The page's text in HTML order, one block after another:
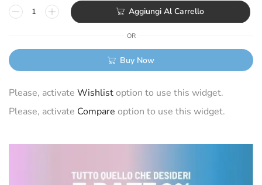
Aggiungi Al Carrello
OR
Buy Now
Please, activate Wishlistoption to use this widget.
Please, activate Compare option to use this widget.